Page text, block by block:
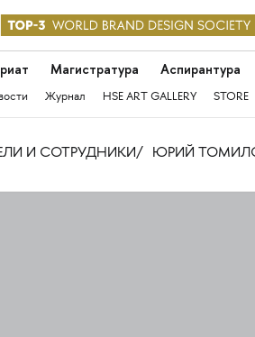
Магистратура Аспирантура
Журнал HSE ART GALLERY STORE
И СОТРУДНИКИ ЮРИЙ